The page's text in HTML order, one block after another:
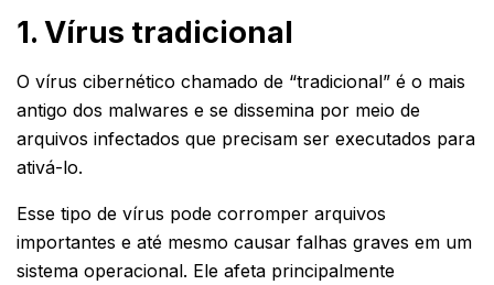
1. Vírus tradicional
O vírus cibernético chamado de “tradicional” é o mais
antigo dos malwares e se dissemina por meio de
arquivos infectados que precisam ser executados para
ativá-lo.
Esse tipo de vírus pode corromper arquivos
importantes e até mesmo causar falhas graves em um
sistema operacional. Ele afeta principalmente